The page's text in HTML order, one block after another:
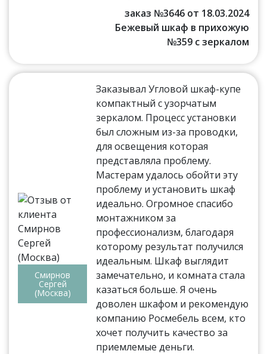
заказ №3646 от 18.03.2024
Бежевый шкаф в прихожую
№359 с зеркалом
Смирнов
Сергей
(Москва)
Заказывал Угловой шкаф-купе
компактный с узорчатым
зеркалом. Процесс установки
был сложным из-за проводки,
для освещения которая
представляла проблему.
Мастерам удалось обойти эту
проблему и установить шкаф
идеально. Огромное спасибо
монтажником за
профессионализм, благодаря
которому результат получился
идеальным. Шкаф выглядит
замечательно, и комната стала
казаться больше. Я очень
доволен шкафом и рекомендую
компанию Росмебель всем, кто
хочет получить качество за
приемлемые деньги.